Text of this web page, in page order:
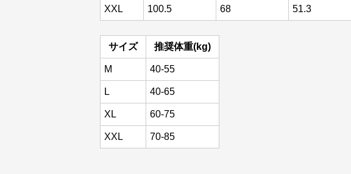
XXL 100.5 68 51.3
サイズ 推奨体重(kg)
M 40-55
L 40-65
XL 60-75
XXL 70-85